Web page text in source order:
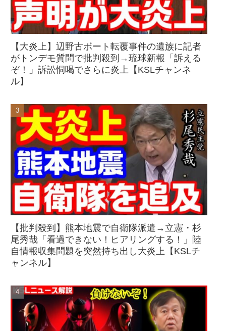
【大炎上】辺野古ボート転覆事件の遺族に記者
がトンデモ質問で批判殺到→琉球新報「訴える
ぞ！」訴訟恫喝でさらに炎上【KSLチャンネ
ル】
【批判殺到】熊本地震で自衛隊派遣→立憲・杉
尾秀哉「看過できない！ヒアリングする！」陸
自情報収集問題を突然持ち出し大炎上【KSLチ
ャンネル】